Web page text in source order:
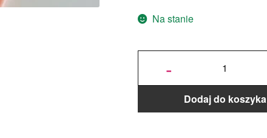
Na stanie
-
ilość
z wosku
pszczelego
- Peach
Fuzz Maxi
Slim – 10
Dodaj do koszyka